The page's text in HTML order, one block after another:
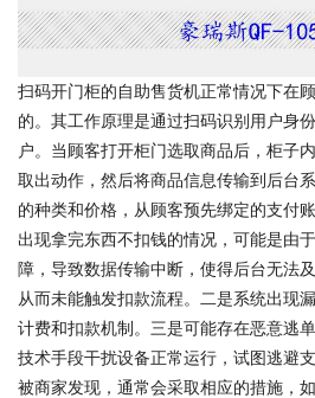
扫码开门柜的自助售货机正常情况下在
的。其工作原理是通过扫码识别用户身
户。当顾客打开柜门选取商品后，柜子
取出动作，然后将商品信息传输到后台
的种类和价格，从顾客预先绑定的支付
出现拿完东西不扣钱的情况，可能是由
障，导致数据传输中断，使得后台无法
从而未能触发扣款流程。二是系统出现
计费和扣款机制。三是可能存在恶意逃
技术手段干扰设备正常运行，试图逃避
被商家发现，通常会采取相应的措施，